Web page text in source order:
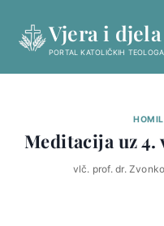
content
Vjera i djela
PORTAL KATOLIČKIH TEOLOGA
Meditacija uz 4.
vlč. prof. dr.